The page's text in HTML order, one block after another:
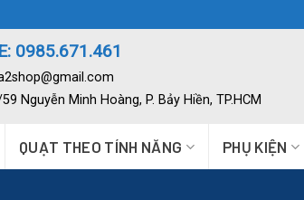
0985.671.461
Nguyễn Minh Hoàng, P. Bảy Hiền, TP.HCM
QUẠT THEO TÍNH NĂNG PHỤ KIỆN